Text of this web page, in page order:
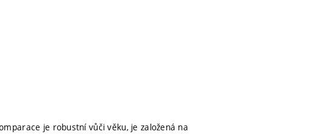
je robustní vůči věku, je založená na